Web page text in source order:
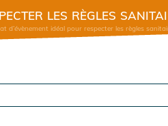
les règles
d’évènement idéal pour respecter les règles